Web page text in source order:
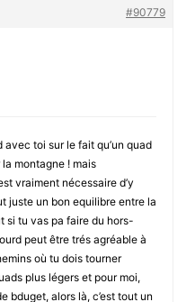
#90779
avec toi sur le fait qu’un quad
montagne ! mais
vraiment nécessaire d’y
juste un bon equilibre entre la
si tu vas pa faire du hors-
peut être trés agréable à
où tu dois tourner
plus légers et pour moi,
bduget, alors là, c’est tout un